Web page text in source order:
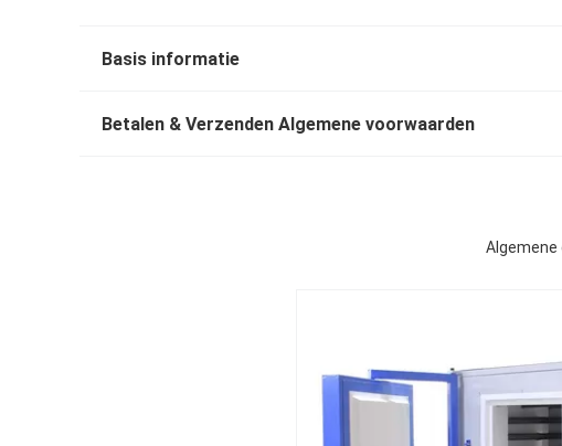
Basis informatie
Betalen & Verzenden Algemene voorwaarden
Algemene